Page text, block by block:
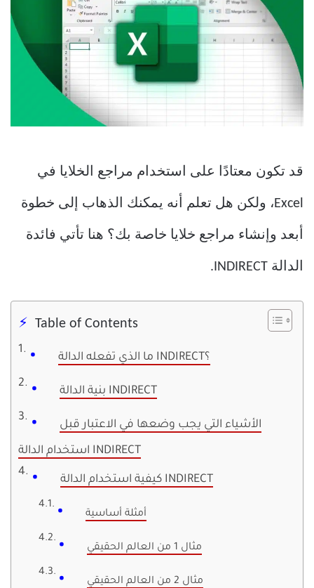
قد تكون معتادًا على استخدام مراجع الخلايا في
Excel، ولكن هل تعلم أنه يمكنك الذهاب إلى خطوة
أبعد وإنشاء مراجع خلايا خاصة بك؟ هنا تأتي فائدة
الدالة INDIRECT.
Table of Contents
ما الذي تفعله الدالة INDIRECT؟
بنية الدالة INDIRECT
الأشياء التي يجب وضعها في الاعتبار قبل
استخدام الدالة INDIRECT
كيفية استخدام الدالة INDIRECT
أمثلة أساسية
مثال 1 من العالم الحقيقي
مثال 2 من العالم الحقيقي